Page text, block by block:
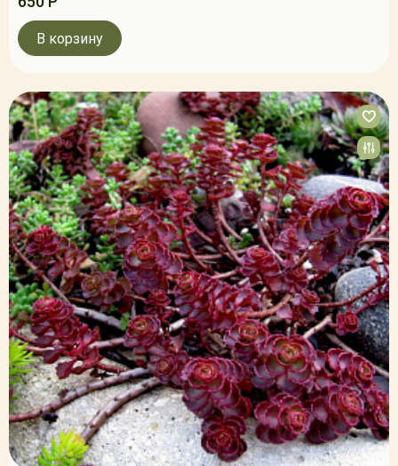
В корзину